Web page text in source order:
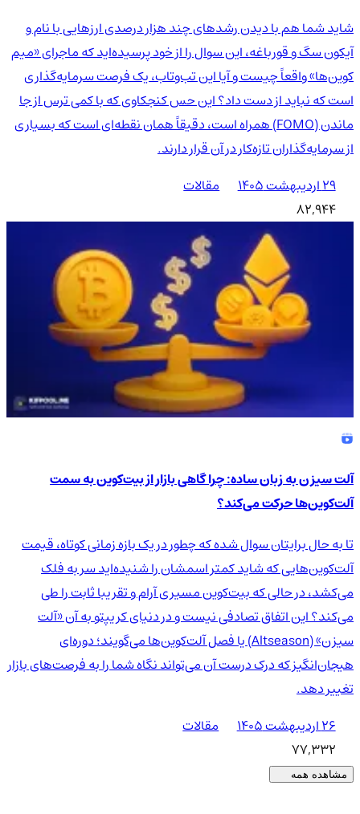
شاید شما هم با دیدن رشدهای چند هزار درصدی ارزهایی با نام و
آیکون سگ و قورباغه، این سوال را از خود پرسیده‌اید که ماجرای «میم
کوین‌ها» واقعاً چیست و آیا این تب‌وتاب، یک فرصت سرمایه‌گذاری
است که نباید از دست داد؟ این حس کنجکاوی که با کمی ترس از جا
ماندن (FOMO) همراه است، دقیقاً همان نقطه‌ای است که بسیاری
از سرمایه‌گذاران تازه‌کار در آن قرار دارند.
۲۹ اردیبهشت ۱۴۰۵
مقالات
82,944
آلت سیزن به زبان ساده: چرا گاهی بازار از بیت‌کوین به سمت
آلت‌کوین‌ها حرکت می‌کند؟
تا به حال برایتان سوال شده که چطور در یک بازه زمانی کوتاه، قیمت
آلت‌کوین‌هایی که شاید کمتر اسمشان را شنیده‌اید سر به فلک
می‌کشد، در حالی که بیت‌کوین مسیری آرام و تقریبا ثابت را طی
می‌کند؟ این اتفاق تصادفی نیست و در دنیای کریپتو به آن «آلت
سیزن» (Altseason) یا فصل آلت‌کوین‌ها می‌گویند؛ دوره‌ای
هیجان‌انگیز که درک درست آن می‌تواند نگاه شما را به فرصت‌های بازار
تغییر دهد.
۲۶ اردیبهشت ۱۴۰۵
مقالات
77,332
مشاهده همه